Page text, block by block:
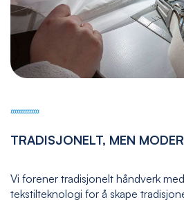
TRADISJONELT, MEN
Vi forener tradisjonelt håndverk
tekstilteknologi for å skape